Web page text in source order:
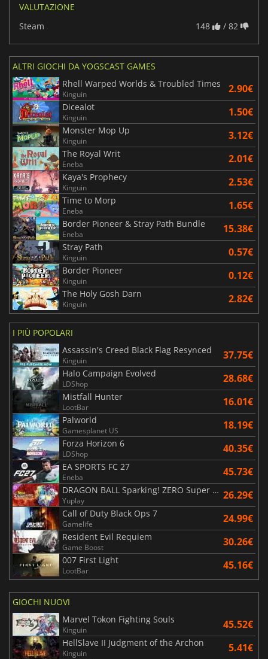
VALUTAZIONE
Steam
148 / 82
ALTRI GIOCHI DA YOGSCAST GAMES
Rhell Warped Worlds & Troubled Times
Kinguin 2.90€
Dicealot
Kinguin 1.50€
Monster Mop Up
Kinguin 3.12€
The Royal Writ
Eneba 2.01€
Kaya's Prophecy
Kinguin 2.53€
Time to Morp
Eneba 1.65€
Border Pioneer & Stray Path Bundle
Eneba 15.38€
Stray Path
Kinguin 0.57€
Border Pioneer
Kinguin 0.12€
The Holy Gosh Darn
Kinguin 2.82€
I PIÙ POPOLARI
Assassin's Creed Black Flag Resynced
Kinguin 37.75€
Halo Campaign Evolved
LDShop 28.68€
Mistfall Hunter
LootBar 16.01€
Palworld
Gamesplanet US 18.19€
Forza Horizon 6
LDShop 40.35€
EA SPORTS FC 27
Eneba 45.73€
DRAGON BALL Sparking! ZERO Super Limit Breaking NEO
Yuplay 26.29€
Call of Duty Black Ops 7
Gamelife 24.99€
Resident Evil Requiem
Game Boost 30.26€
007 First Light
LootBar 45.16€
GIOCHI NUOVI
Marvel Tokon Fighting Souls
Kinguin 45.52€
HellSlave II Judgment of the Archon
Kinguin 5.41€